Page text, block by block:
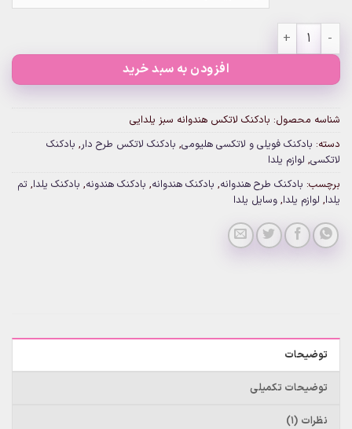
بادکنک لاتکس هندوانه سبز یلدایی عدد
افزودن به سبد خرید
شناسه محصول: بادکنک لاتکس هندوانه سبز یلدایی
دسته: بادکنک فویلی و لاتکسی هلیومی, بادکنک لاتکس طرح دار, بادکنک
لاتکسی, لوازم یلدا
برچسب: بادکنک طرح هندوانه, بادکنک هندوانه, بادکنک هندونه, بادکنک یلدا, تم
یلدا, لوازم یلدا, وسایل یلدا
توضیحات
توضیحات تکمیلی
نظرات (1)